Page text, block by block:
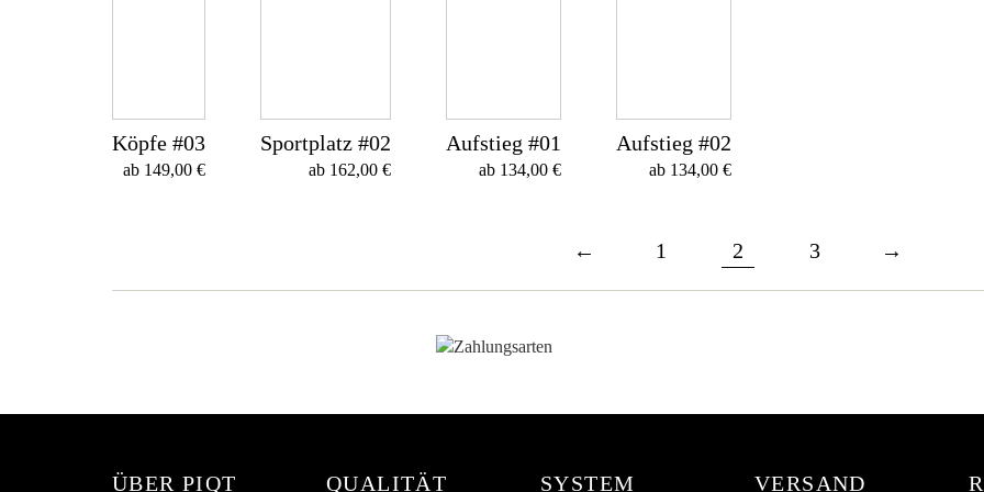
Köpfe #03
ab 149,00 €
Sportplatz #02
ab 162,00 €
Aufstieg #01
ab 134,00 €
Aufstieg #02
ab 134,00 €
← 1 2 3 →
ÜBER PIQT QUALITÄT SYSTEM VERSAND